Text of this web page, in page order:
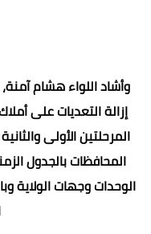
وأشاد اللواء هشام
إزالة التعديات على
المحافظات بالجدول
الوحدات وجهات الولاية